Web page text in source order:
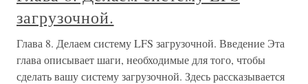
загрузочной.
Глава 8. Делаем систему LFS загрузочной. Введение Эта
глава описывает шаги, необходимые для того, чтобы
сделать вашу систему загрузочной. Здесь рассказывается